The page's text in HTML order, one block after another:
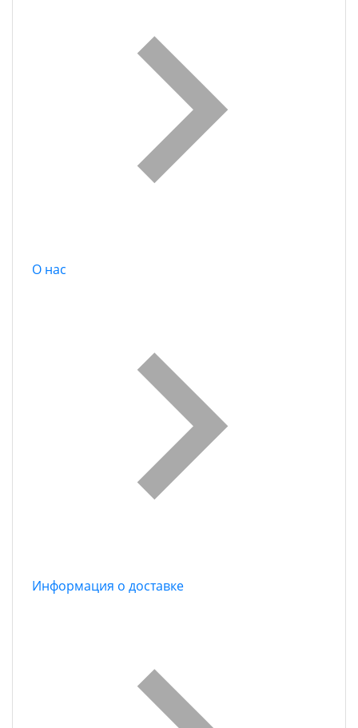
О нас
Информация о доставке